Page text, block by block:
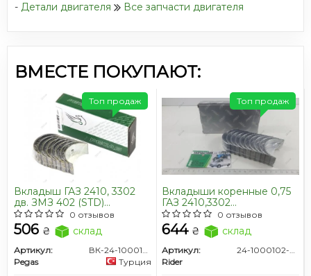
- Детали двигателя Все запчасти двигателя
ВМЕСТЕ ПОКУПАЮТ:
Вкладыш ГАЗ 2410, 3302
дв. ЗМЗ 402 (STD)
шатунный, (оригинал) к-т
0 отзывов
506 ₴ склад
Артикул:
Pegas
Турция
Топ продаж
Вкладыши коренные 0,75
ГАЗ 2410,3302
Газель,Соболь,Газель
NEXT,Бизнес,Волга,УАЗ
дв.402,4215,4216,4213,Evotech
2,7 (RIDER)
0 отзывов
644 ₴ склад
Артикул:
Rider
Топ продаж